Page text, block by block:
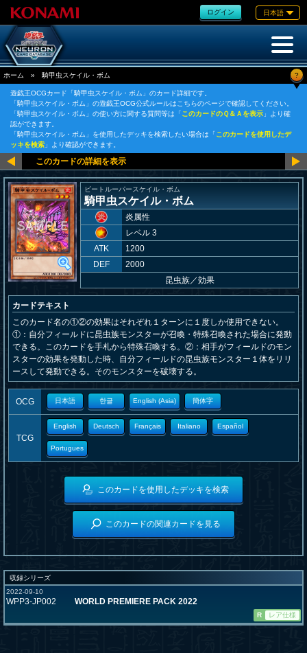
ログイン 日本語
ホーム » 騎甲虫スケイル・ボム ?
遊戯王OCGカード「騎甲虫スケイル・ボム」のカード詳細です。
「騎甲虫スケイル・ボム」の遊戯王OCG公式ルールはこちらのページで確認してください。
「騎甲虫スケイル・ボム」の使い方に関する質問等は「このカードのＱ＆Ａを表示 」より確
認ができます。
「騎甲虫スケイル・ボム」を使用したデッキを検索したい場合は「このカードを使用したデ
ッキを検索 」より確認ができます。
ビートルーパースケイル・ボム
騎甲虫スケイル・ボム
炎属性
レベル 3
ATK
1200
DEF
2000
昆虫族／効果
カードテキスト
このカード名の①②の効果はそれぞれ１ターンに１度しか使用できない。
①：自分フィールドに昆虫族モンスターが召喚・特殊召喚された場合に発動
できる。このカードを手札から特殊召喚する。②：相手がフィールドのモン
スターの効果を発動した時、自分フィールドの昆虫族モンスター１体をリリ
ースして発動できる。そのモンスターを破壊する。
OCG 日本語 한글 English (Asia) 簡体字
TCG
English Deutsch Français Italiano Español
Portugues
このカードを使用したデッキを検索
このカードの関連カードを見る
収録シリーズ
2022-09-10
WPP3-JP002 WORLD PREMIERE PACK 2022
R レア仕様